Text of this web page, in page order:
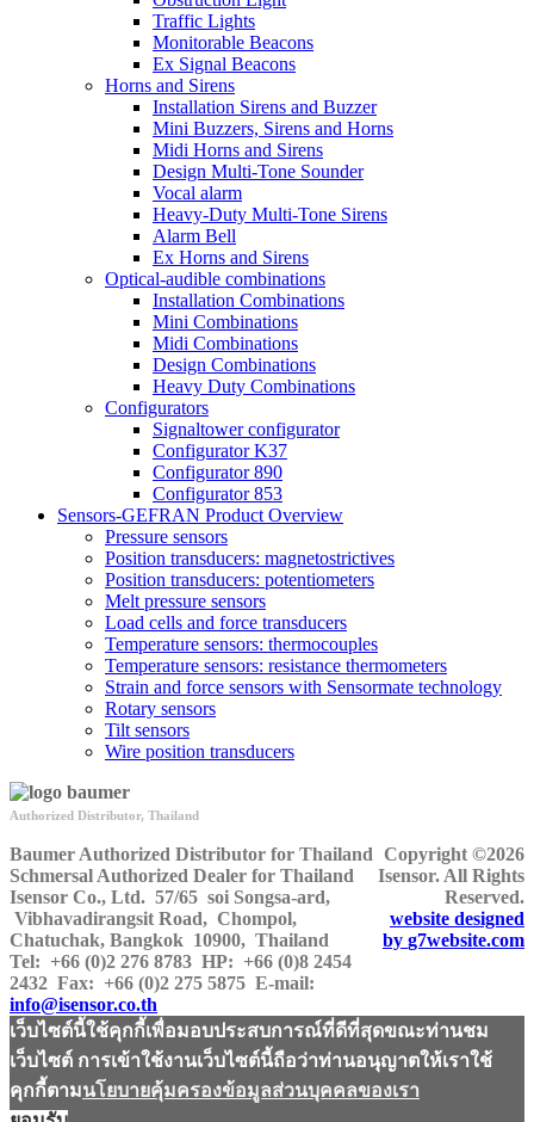
Traffic Lights
Monitorable Beacons
Ex Signal Beacons
Horns and Sirens
Installation Sirens and Buzzer
Mini Buzzers, Sirens and Horns
Midi Horns and Sirens
Design Multi-Tone Sounder
Vocal alarm
Heavy-Duty Multi-Tone Sirens
Alarm Bell
Ex Horns and Sirens
Optical-audible combinations
Installation Combinations
Mini Combinations
Midi Combinations
Design Combinations
Heavy Duty Combinations
Configurators
Signaltower configurator
Configurator K37
Configurator 890
Configurator 853
Sensors-GEFRAN Product Overview
Pressure sensors
Position transducers: magnetostrictives
Position transducers: potentiometers
Melt pressure sensors
Load cells and force transducers
Temperature sensors: thermocouples
Temperature sensors: resistance thermometers
Strain and force sensors with Sensormate technology
Rotary sensors
Tilt sensors
Wire position transducers
Authorized Distributor, Thailand
Baumer Authorized Distributor for Thailand
Schmersal Authorized Dealer for Thailand
Isensor Co., Ltd. 57/65 soi Songsa-ard,
Vibhavadirangsit Road, Chompol,
Chatuchak, Bangkok 10900, Thailand
Tel: +66 (0)2 276 8783 HP: +66 (0)8 2454
2432 Fax: +66 (0)2 275 5875 E-mail:
info@isensor.co.th
Copyright ©2026
Isensor. All Rights
Reserved.
website designed
by g7website.com
เว็บไซต์นี้ใช้คุกกี้เพื่อมอบประสบการณ์ที่ดีที่สุดขณะท่านชม
เว็บไซต์ การเข้าใช้งานเว็บไซต์นี้ถือว่าท่านอนุญาตให้เราใช้
คุกกี้ตามนโยบายคุ้มครองข้อมูลส่วนบุคคลของเรา